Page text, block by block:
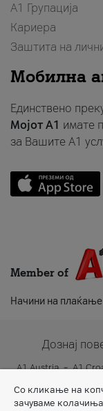
А1 Групација
Кариера
Заштита на
Мобилна
Единствено
Мојот A1 имате
за Вашите A1
Member of
Начини на плаќање
Дознај
A1 Austria A1
Со кликање на
зачуваме